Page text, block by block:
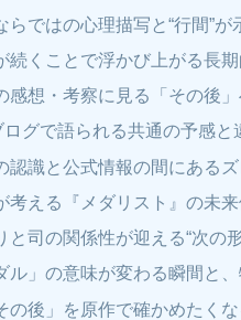
らではの心理描写と“行間”
続くことで浮かび上がる長
感想・考察に見る「その後
ログで語られる共通の予感と
認識と公式情報の間にある
考える『メダリスト』の未
と司の関係性が迎える“次の
ル」の意味が変わる瞬間と
の後」を原作で確かめたく